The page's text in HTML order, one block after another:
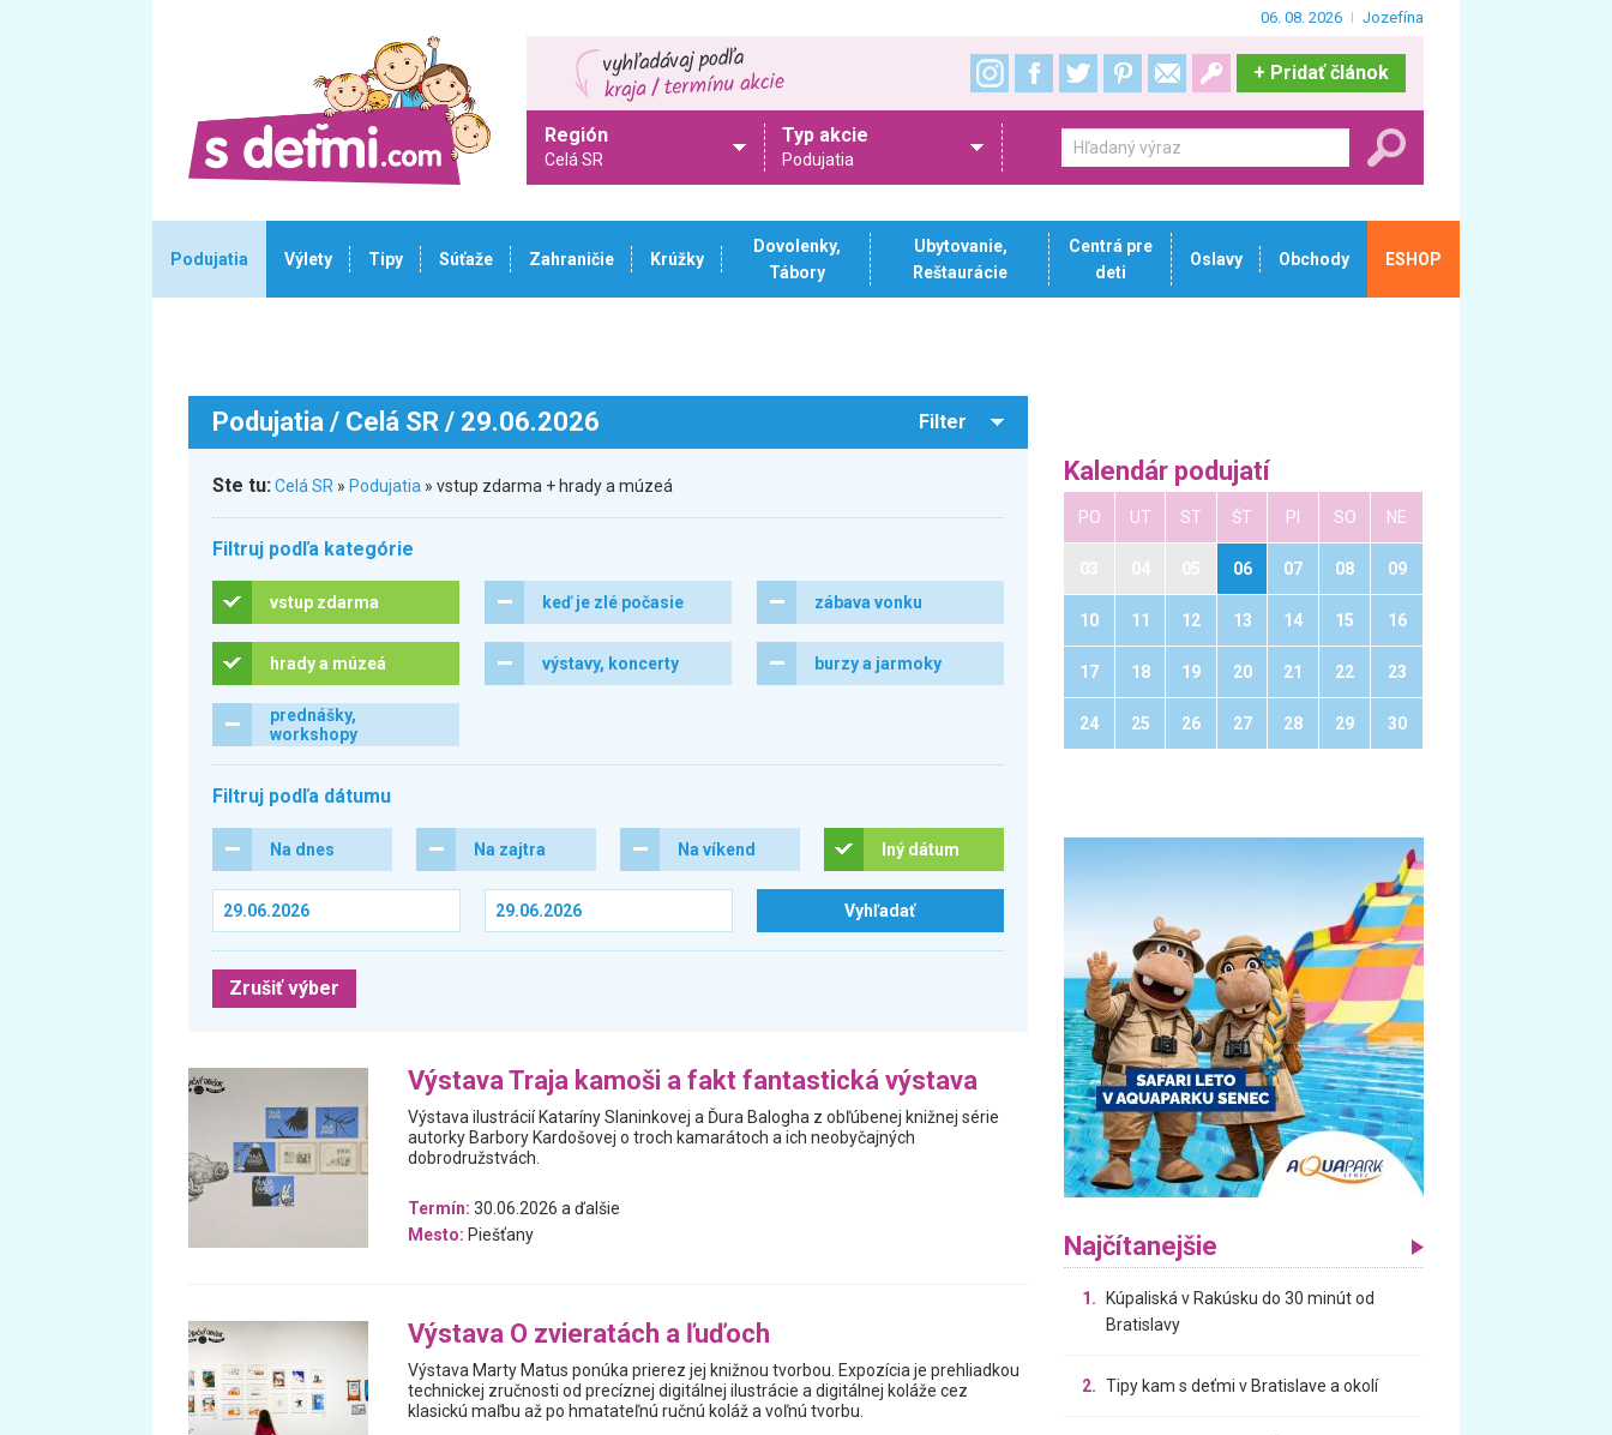
06. 08. 2026 Jozefína
+ Pridať článok
Región
Celá SR
Typ akcie
Podujatia
Podujatia Výlety Tipy Súťaže Zahraničie Krúžky
Dovolenky,
Tábory
Ubytovanie,
Reštaurácie
Centrá pre
deti
Oslavy Obchody ESHOP
Podujatia / Celá SR / 29.06.2026 Filter
Ste tu:Celá SR » Podujatia » vstup zdarma + hrady a múzeá
Filtruj podľa kategórie
vstup zdarma keď je zlé počasie zábava vonku
hrady a múzeá výstavy, koncerty burzy a jarmoky
prednášky,
workshopy
Filtruj podľa dátumu
Na dnes Na zajtra Na víkend Iný dátum
Zrušiť výber
Výstava Traja kamoši a fakt fantastická výstava
Výstava ilustrácií Kataríny Slaninkovej a Ďura Balogha z obľúbenej knižnej série
autorky Barbory Kardošovej o troch kamarátoch a ich neobyčajných
dobrodružstvách.
Termín: 30.06.2026 a ďalšie
Mesto: Piešťany
Výstava O zvieratách a ľuďoch
Výstava Marty Matus ponúka prierez jej knižnou tvorbou. Expozícia je prehliadkou
technickej zručnosti od precíznej digitálnej ilustrácie a digitálnej koláže cez
klasickú maľbu až po hmatateľnú ručnú koláž a voľnú tvorbu.
Kalendár podujatí
PO UT ST ŠT PI SO NE
06 07 08 09
10 11 12 13 14 15 16
17 18 19 20 21 22 23
24 25 26 27 28 29 30
Najčítanejšie
1.
Kúpaliská v Rakúsku do 30 minút od
Bratislavy
2. Tipy kam s deťmi v Bratislave a okolí